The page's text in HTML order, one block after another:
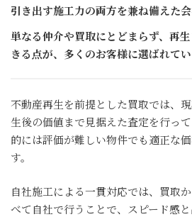
引き出す施工力の両方を兼ね備えた会
単なる仲介や買取にとどまらず、再
きる点が、多くのお客様に選ばれてい
不動産再生を前提とした買取では、
生後の価値まで見据えた査定を行っ
的には評価が難しい物件でも適正な
す。
自社施工による一貫対応では、買取
べて自社で行うことで、スピード感